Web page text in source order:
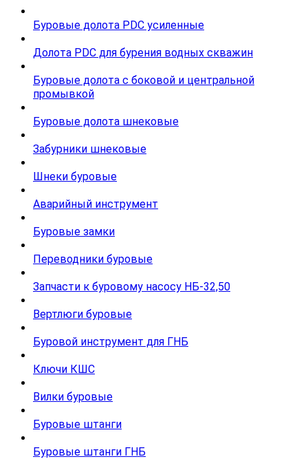
Буровые долота PDC усиленные
Долота PDC для бурения водных скважин
Буровые долота с бoковой и центральной
промывкой
Буровые долота шнековые
Забурники шнековые
Шнеки буровые
Аварийный инструмент
Буровые замки
Переводники буровые
Запчасти к буровому насосу НБ-32,50
Вертлюги буровые
Буровой инструмент для ГНБ
Ключи КШС
Вилки буровые
Буровые штанги
Буровые штанги ГНБ